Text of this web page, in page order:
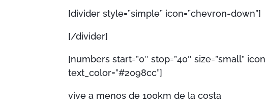
[divider style=”simple” icon=”chevron-down”]
[/divider]
[numbers start=”0″ stop=”40″ size=”small”
text_color=”#2098cc”]
vive a menos de 100km de la costa